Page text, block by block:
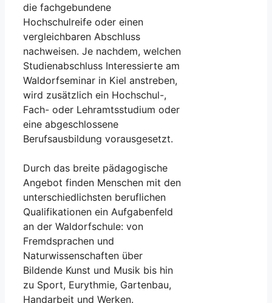
die fachgebundene
Hochschulreife oder einen
vergleichbaren Abschluss
nachweisen. Je nachdem, welchen
Studienabschluss Interessierte am
Waldorfseminar in Kiel anstreben,
wird zusätzlich ein Hochschul-,
Fach- oder Lehramtsstudium oder
eine abgeschlossene
Berufsausbildung vorausgesetzt.
Durch das breite pädagogische
Angebot finden Menschen mit den
unterschiedlichsten beruflichen
Qualifikationen ein Aufgabenfeld
an der Waldorfschule: von
Fremdsprachen und
Naturwissenschaften über
Bildende Kunst und Musik bis hin
zu Sport, Eurythmie, Gartenbau,
Handarbeit und Werken.